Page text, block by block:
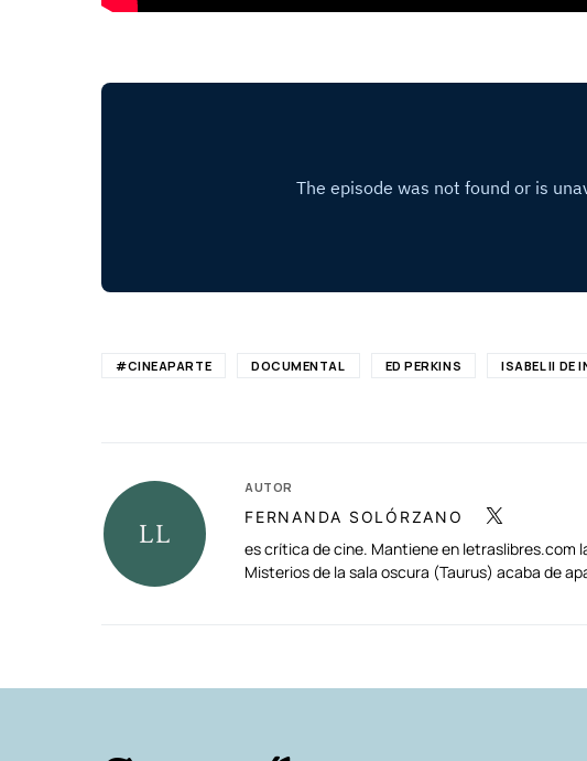
#CINEAPARTE DOCUMENTAL ED PERKINS ISABEL II DE
AUTOR
FERNANDA SOLÓRZANO
es crítica de cine. Mantiene en letraslibres.com
Misterios de la sala oscura (Taurus) acaba de